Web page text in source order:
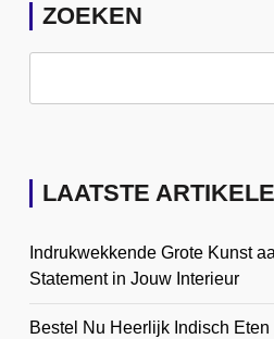
ZOEKEN
LAATSTE
Indrukwekkende Grote Kunst
Statement in Jouw Interieur
Bestel Nu Heerlijk Indisch